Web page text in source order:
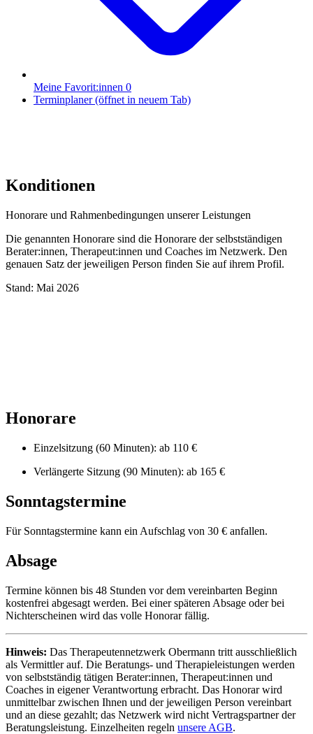
Meine Favorit:innen 0
Terminplaner(öffnet in neuem Tab)
Konditionen
Honorare und Rahmenbedingungen unserer Leistungen
Die genannten Honorare sind die Honorare der selbstständigen
Berater:innen, Therapeut:innen und Coaches im Netzwerk. Den
genauen Satz der jeweiligen Person finden Sie auf ihrem Profil.
Stand: Mai 2026
Honorare
Einzelsitzung (60 Minuten): ab 110 €
Verlängerte Sitzung (90 Minuten): ab 165 €
Sonntagstermine
Für Sonntagstermine kann ein Aufschlag von 30 € anfallen.
Absage
Termine können bis 48 Stunden vor dem vereinbarten Beginn
kostenfrei abgesagt werden. Bei einer späteren Absage oder bei
Nichterscheinen wird das volle Honorar fällig.
Hinweis: Das Therapeutennetzwerk Obermann tritt ausschließlich
als Vermittler auf. Die Beratungs- und Therapieleistungen werden
von selbstständig tätigen Berater:innen, Therapeut:innen und
Coaches in eigener Verantwortung erbracht. Das Honorar wird
unmittelbar zwischen Ihnen und der jeweiligen Person vereinbart
und an diese gezahlt; das Netzwerk wird nicht Vertragspartner der
Beratungsleistung. Einzelheiten regeln unsere AGB.